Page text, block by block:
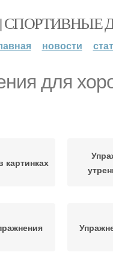
|
новости
для
картинках